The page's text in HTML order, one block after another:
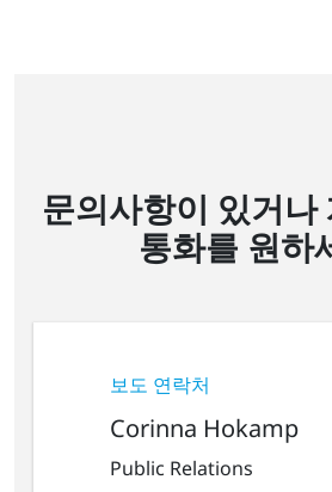
문의사항이 있거나
통화를 원하
보도 연락처
Corinna Hokamp
Public Relations